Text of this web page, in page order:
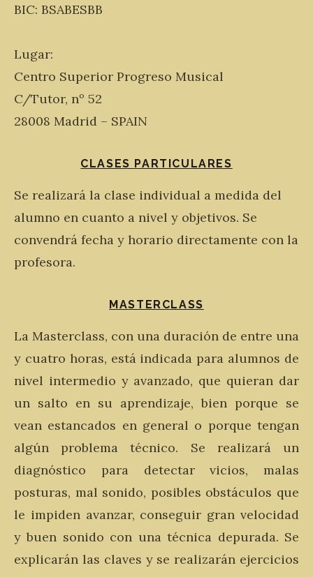
BIC: BSABESBB
Lugar:
Centro Superior Progreso Musical
C/Tutor, nº 52
28008 Madrid – SPAIN
CLASES PARTICULARES
Se realizará la clase individual a medida del
alumno en cuanto a nivel y objetivos. Se
convendrá fecha y horario directamente con la
profesora.
MASTERCLASS
La Masterclass, con una duración de entre una
y cuatro horas, está indicada para alumnos de
nivel intermedio y avanzado, que quieran dar
un salto en su aprendizaje, bien porque se
vean estancados en general o porque tengan
algún problema técnico. Se realizará un
diagnóstico para detectar vicios, malas
posturas, mal sonido, posibles obstáculos que
le impiden avanzar, conseguir gran velocidad
y buen sonido con una técnica depurada. Se
explicarán las claves y se realizarán ejercicios